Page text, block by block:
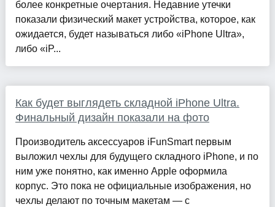
более конкретные очертания. Недавние утечки
показали физический макет устройства, которое, как
ожидается, будет называться либо «iPhone Ultra»,
либо «iP...
Как будет выглядеть складной iPhone Ultra.
Финальный дизайн показали на фото
Производитель аксессуаров iFunSmart первым
выложил чехлы для будущего складного iPhone, и по
ним уже понятно, как именно Apple оформила
корпус. Это пока не официальные изображения, но
чехлы делают по точным макетам — с